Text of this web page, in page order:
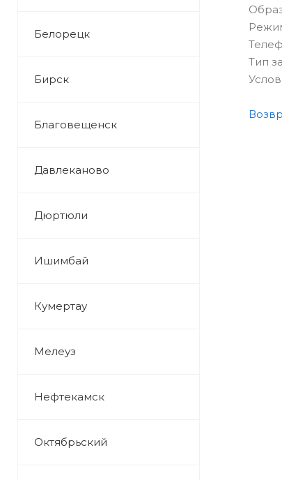
Белорецк
Бирск
Благовещенск
Давлеканово
Дюртюли
Ишимбай
Кумертау
Мелеуз
Нефтекамск
Октябрьский
Тип